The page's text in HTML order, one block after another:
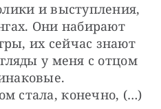
и выступления,
Они набирают
их сейчас знают
у меня с отцом
стала, конечно, (…)